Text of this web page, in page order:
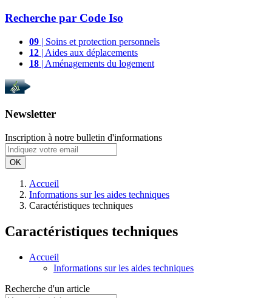
Recherche par Code Iso
09 | Soins et protection personnels
12 | Aides aux déplacements
18 | Aménagements du logement
Newsletter
Inscription à notre bulletin d'informations
OK
Accueil
Informations sur les aides techniques
Caractéristiques techniques
Caractéristiques techniques
Accueil
Informations sur les aides techniques
Recherche d'un article